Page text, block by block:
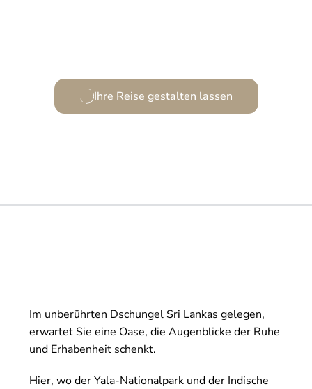
Ihre Reise gestalten lassen
Im unberührten Dschungel Sri Lankas gelegen,
erwartet Sie eine Oase, die Augenblicke der Ruhe
und Erhabenheit schenkt.
Hier, wo der Yala-Nationalpark und der Indische